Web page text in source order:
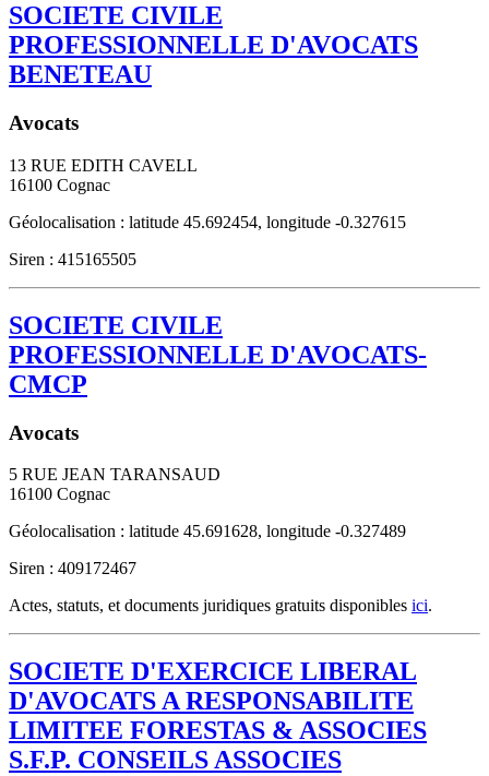
SOCIETE CIVILE
PROFESSIONNELLE D'AVOCATS
BENETEAU
Avocats
13 RUE EDITH CAVELL
16100 Cognac
Géolocalisation : latitude 45.692454, longitude -0.327615
Siren : 415165505
SOCIETE CIVILE
PROFESSIONNELLE D'AVOCATS-
CMCP
Avocats
5 RUE JEAN TARANSAUD
16100 Cognac
Géolocalisation : latitude 45.691628, longitude -0.327489
Siren : 409172467
Actes, statuts, et documents juridiques gratuits disponibles ici.
SOCIETE D'EXERCICE LIBERAL
D'AVOCATS A RESPONSABILITE
LIMITEE FORESTAS & ASSOCIES
S.F.P. CONSEILS ASSOCIES